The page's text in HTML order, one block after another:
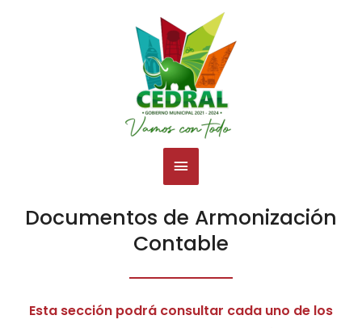
Menú
principal
Documentos de Armonización
Contable
Esta sección podrá consultar cada uno de los